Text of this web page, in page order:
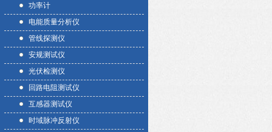
功率计
电能质量分析仪
管线探测仪
安规测试仪
光伏检测仪
回路电阻测试仪
互感器测试仪
时域脉冲反射仪